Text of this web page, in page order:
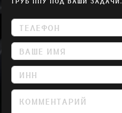
ТРУБ ППУ ПОД ВАШИ ЗАДАЧИ.